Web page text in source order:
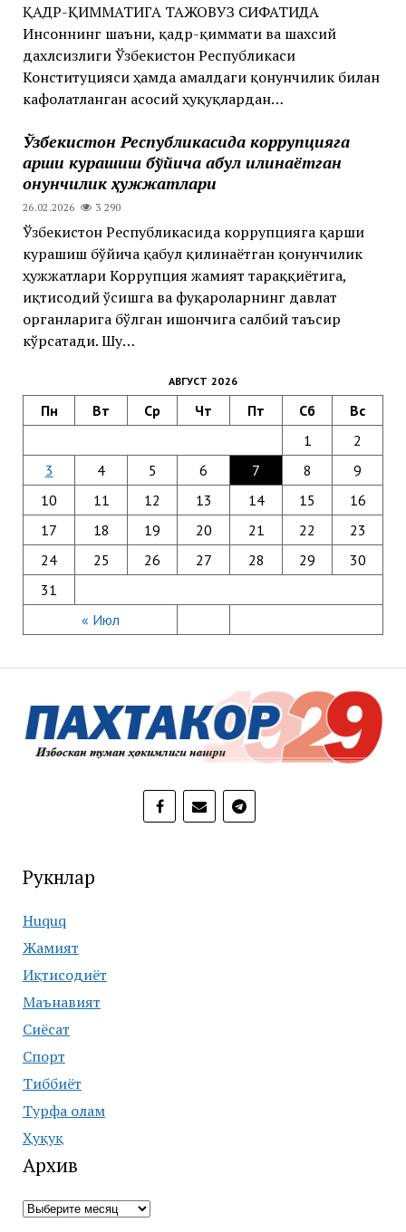
ҚАДР-ҚИММАТИГА ТАЖОВУЗ СИФАТИДА
Инсоннинг шаъни, қадр-қиммати ва шахсий
дахлсизлиги Ўзбекистон Республикаси
Конституцияси ҳамда амалдаги қонунчилик билан
кафолатланган асосий ҳуқуқлардан…
Ўзбекистон Республикасида коррупцияга
қарши курашиш бўйича қабул қилинаётган
қонунчилик ҳужжатлари
26.02.2026 3 290
Ўзбекистон Республикасида коррупцияга қарши
курашиш бўйича қабул қилинаётган қонунчилик
ҳужжатлари Коррупция жамият тараққиётига,
иқтисодий ўсишга ва фуқароларнинг давлат
органларига бўлган ишончига салбий таъсир
кўрсатади. Шу…
АВГУСТ 2026
Пн Вт Ср Чт Пт Сб Вс
« Июл
1
2
3
4 5 6 7 8
9
10
11 12 13 14 15
16
17
18 19 20 21 22
23
24
25 26 27 28 29
30
31
Рукнлар
Huquq
Жамият
Иқтисодиёт
Маънавият
Сиёсат
Спорт
Тиббиёт
Турфа олам
Ҳуқуқ
Архив
Архив